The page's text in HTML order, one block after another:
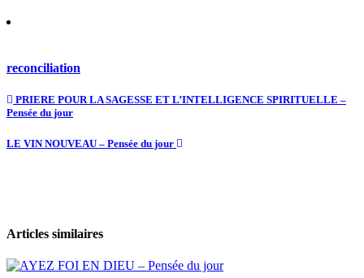
reconciliation
PRIERE POUR LA SAGESSE ET L’INTELLIGENCE SPIRITUELLE –
Pensée du jour
LE VIN NOUVEAU – Pensée du jour
Articles similaires